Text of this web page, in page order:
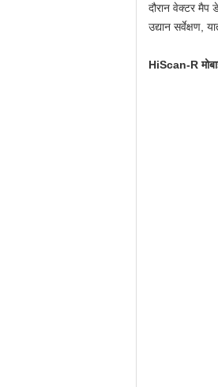
दौरान वेक्टर मैप
उद्यान सर्वेक्षण,
HiScan-R